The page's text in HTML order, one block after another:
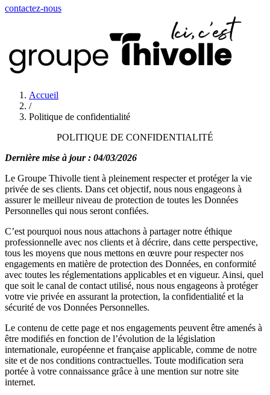
contactez-nous
Accueil
/
Politique de confidentialité
POLITIQUE DE CONFIDENTIALITÉ
Dernière mise à jour : 04/03/2026
Le Groupe Thivolle tient à pleinement respecter et protéger la vie
privée de ses clients. Dans cet objectif, nous nous engageons à
assurer le meilleur niveau de protection de toutes les Données
Personnelles qui nous seront confiées.
C’est pourquoi nous nous attachons à partager notre éthique
professionnelle avec nos clients et à décrire, dans cette perspective,
tous les moyens que nous mettons en œuvre pour respecter nos
engagements en matière de protection des Données, en conformité
avec toutes les réglementations applicables et en vigueur. Ainsi, quel
que soit le canal de contact utilisé, nous nous engageons à protéger
votre vie privée en assurant la protection, la confidentialité et la
sécurité de vos Données Personnelles.
Le contenu de cette page et nos engagements peuvent être amenés à
être modifiés en fonction de l’évolution de la législation
internationale, européenne et française applicable, comme de notre
site et de nos conditions contractuelles. Toute modification sera
portée à votre connaissance grâce à une mention sur notre site
internet.